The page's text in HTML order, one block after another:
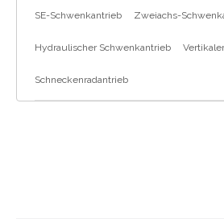
SE-Schwenkantrieb Zweiachs-
Hydraulischer Schwenkantrieb
Schneckenradantrieb